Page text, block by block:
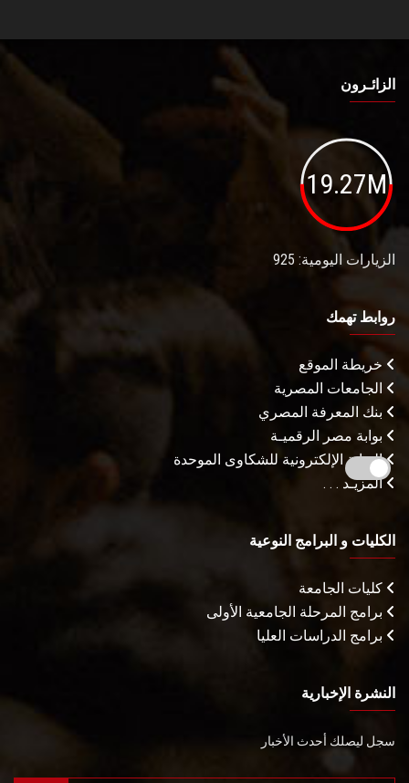
الزائـرون
19.27M
الزيارات اليومية: 925
روابط تهمك
خريطة الموقع
الجامعات المصرية
بنك المعرفة المصري
بوابة مصر الرقميـة
البوابة الإلكترونية للشكاوى الموحدة
المزيـد . . .
الكليات و البرامج النوعية
كليات الجامعة
برامج المرحلة الجامعية الأولى
برامج الدراسات العليا
النشرة الإخبارية
سجل ليصلك أحدث الأخبار